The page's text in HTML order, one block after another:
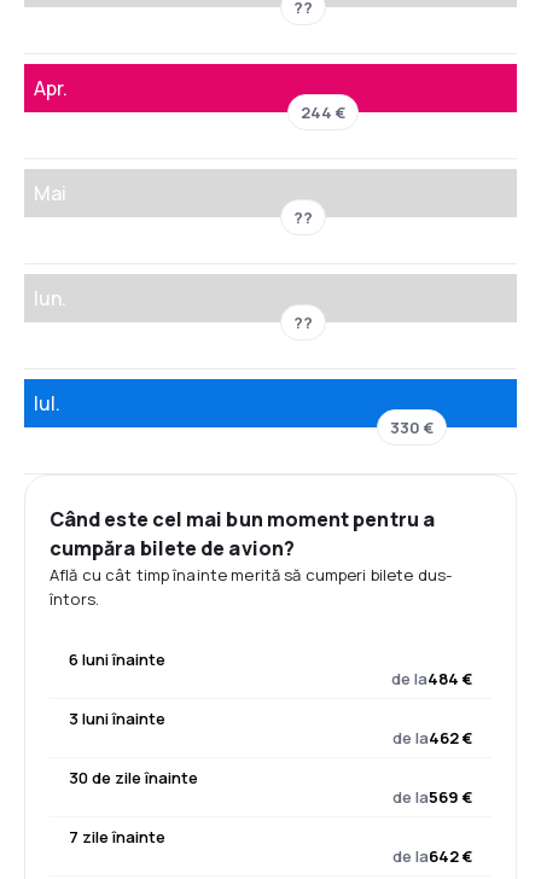
??
Apr.
244 €
Mai
??
Iun.
??
Iul.
330 €
Când este cel mai bun moment pentru a
cumpăra bilete de avion?
Află cu cât timp înainte merită să cumperi bilete dus-
întors.
6 luni înainte
de la484 €
3 luni înainte
de la462 €
30 de zile înainte
de la569 €
7 zile înainte
de la642 €